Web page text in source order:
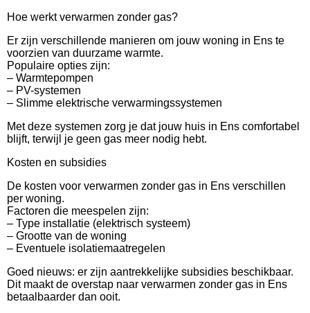
Hoe werkt verwarmen zonder gas?
Er zijn verschillende manieren om jouw woning in Ens te
voorzien van duurzame warmte.
Populaire opties zijn:
– Warmtepompen
– PV-systemen
– Slimme elektrische verwarmingssystemen
Met deze systemen zorg je dat jouw huis in Ens comfortabel
blijft, terwijl je geen gas meer nodig hebt.
Kosten en subsidies
De kosten voor verwarmen zonder gas in Ens verschillen
per woning.
Factoren die meespelen zijn:
– Type installatie (elektrisch systeem)
– Grootte van de woning
– Eventuele isolatiemaatregelen
Goed nieuws: er zijn aantrekkelijke subsidies beschikbaar.
Dit maakt de overstap naar verwarmen zonder gas in Ens
betaalbaarder dan ooit.